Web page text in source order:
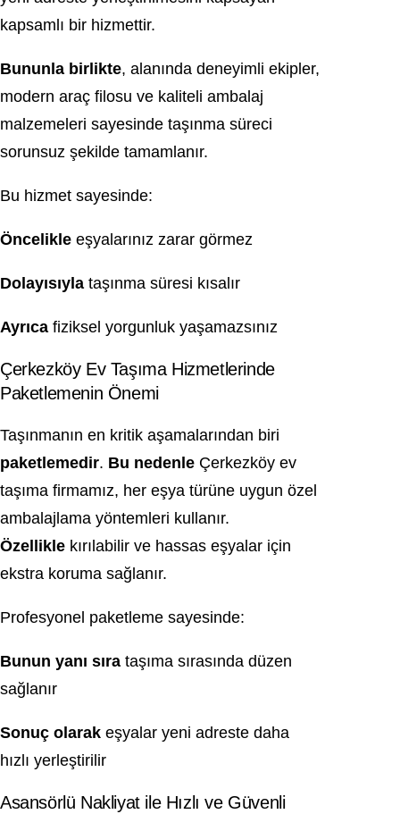
kapsamlı bir hizmettir.
Bununla birlikte, alanında deneyimli ekipler,
modern araç filosu ve kaliteli ambalaj
malzemeleri sayesinde taşınma süreci
sorunsuz şekilde tamamlanır.
Bu hizmet sayesinde:
Öncelikle eşyalarınız zarar görmez
Dolayısıyla taşınma süresi kısalır
Ayrıca fiziksel yorgunluk yaşamazsınız
Çerkezköy Ev Taşıma Hizmetlerinde
Paketlemenin Önemi
Taşınmanın en kritik aşamalarından biri
paketlemedir. Bu nedenle Çerkezköy ev
taşıma firmamız, her eşya türüne uygun özel
ambalajlama yöntemleri kullanır.
Özellikle kırılabilir ve hassas eşyalar için
ekstra koruma sağlanır.
Profesyonel paketleme sayesinde:
Bunun yanı sıra taşıma sırasında düzen
sağlanır
Sonuç olarak eşyalar yeni adreste daha
hızlı yerleştirilir
Asansörlü Nakliyat ile Hızlı ve Güvenli